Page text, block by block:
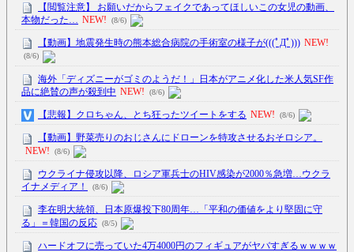
【閲覧注意】 お願いだからフェイクであってほしいこの女児の動画、
本物だった… NEW! (8/6)
【動画】地震発生時の熊本総合病院の手術室の様子が(((ﾟДﾟ))) NEW!
(8/6)
海外「ディズニーがゴミのようだ！」日本がアニメ化した米人気SF作
品に絶賛の声が殺到中 NEW! (8/6)
【悲報】クロちゃん、とち狂ったツイートをする NEW! (8/6)
【動画】野菜売りのおじさんにドローンを特攻させるおそロシア。
NEW!
(8/6)
ウクライナ侵攻以降、ロシア軍兵士のHIV感染が2000％急増…ウクラ
イナメディア！
(8/6)
李在明大統領、日本原爆投下80周年…「平和の価値をより堅固に守
る」＝韓国の反応 (8/5)
ハードオフに売っていた4万4000円のフィギュアがヤバすぎるｗｗｗｗ